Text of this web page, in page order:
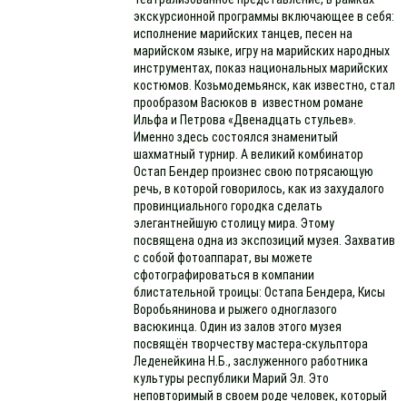
экскурсионной программы включающее в себя:
исполнение марийских танцев, песен на
марийском языке, игру на марийских народных
инструментах, показ национальных марийских
костюмов. Козьмодемьянск, как известно, стал
прообразом Васюков в известном романе
Ильфа и Петрова «Двенадцать стульев».
Именно здесь состоялся знаменитый
шахматный турнир. А великий комбинатор
Остап Бендер произнес свою потрясающую
речь, в которой говорилось, как из захудалого
провинциального городка сделать
элегантнейшую столицу мира. Этому
посвящена одна из экспозиций музея. Захватив
с собой фотоаппарат, вы можете
сфотографироваться в компании
блистательной троицы: Остапа Бендера, Кисы
Воробьянинова и рыжего одноглазого
васюкинца. Один из залов этого музея
посвящён творчеству мастера-скульптора
Леденейкина Н.Б., заслуженного работника
культуры республики Марий Эл. Это
неповторимый в своем роде человек, который